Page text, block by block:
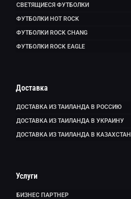
СВЕТЯЩИЕСЯ ФУТБОЛКИ
ФУТБОЛКИ HOT ROCK
ФУТБОЛКИ ROCK CHANG
ФУТБОЛКИ ROCK EAGLE
Доставка
ДОСТАВКА ИЗ ТАИЛАНДА В РОССИЮ
ДОСТАВКА ИЗ ТАИЛАНДА В УКРАИНУ
ДОСТАВКА ИЗ ТАИЛАНДА В КАЗАХСТАН
Услуги
БИЗНЕС ПАРТНЕР